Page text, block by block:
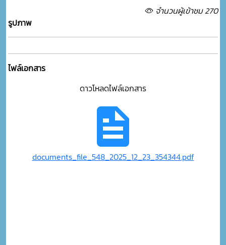
จำนวนผู้เข้าชม 270
รูปภาพ
ไฟล์เอกสาร
ดาวโหลดไฟล์เอกสาร
documents_file_548_2025_12_23_354344.pdf